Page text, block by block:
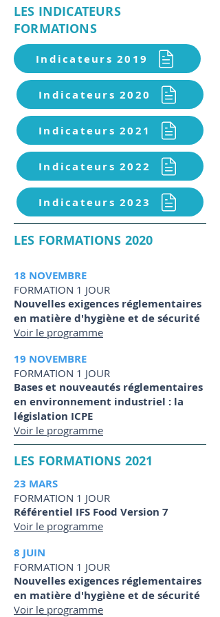
LES INDICATEURS
FORMATIONS
Indicateurs 2019
Indicateurs 2020
Indicateurs 2021
Indicateurs 2022
Indicateurs 2023
LES FORMATIONS 2020
18 NOVEMBRE
FORMATION 1 JOUR
Nouvelles exigences réglementaires
en matière d'hygiène et de sécurité
Voir le programme
19 NOVEMBRE
FORMATION 1 JOUR
Bases et nouveautés réglementaires
en environnement industriel : la
législation ICPE
Voir le programme
LES FORMATIONS 2021
23 MARS
FORMATION 1 JOUR
Référentiel IFS Food Version 7
Voir le programme
8 JUIN
FORMATION 1 JOUR
Nouvelles exigences réglementaires
en matière d'hygiène et de sécurité
Voir le programme